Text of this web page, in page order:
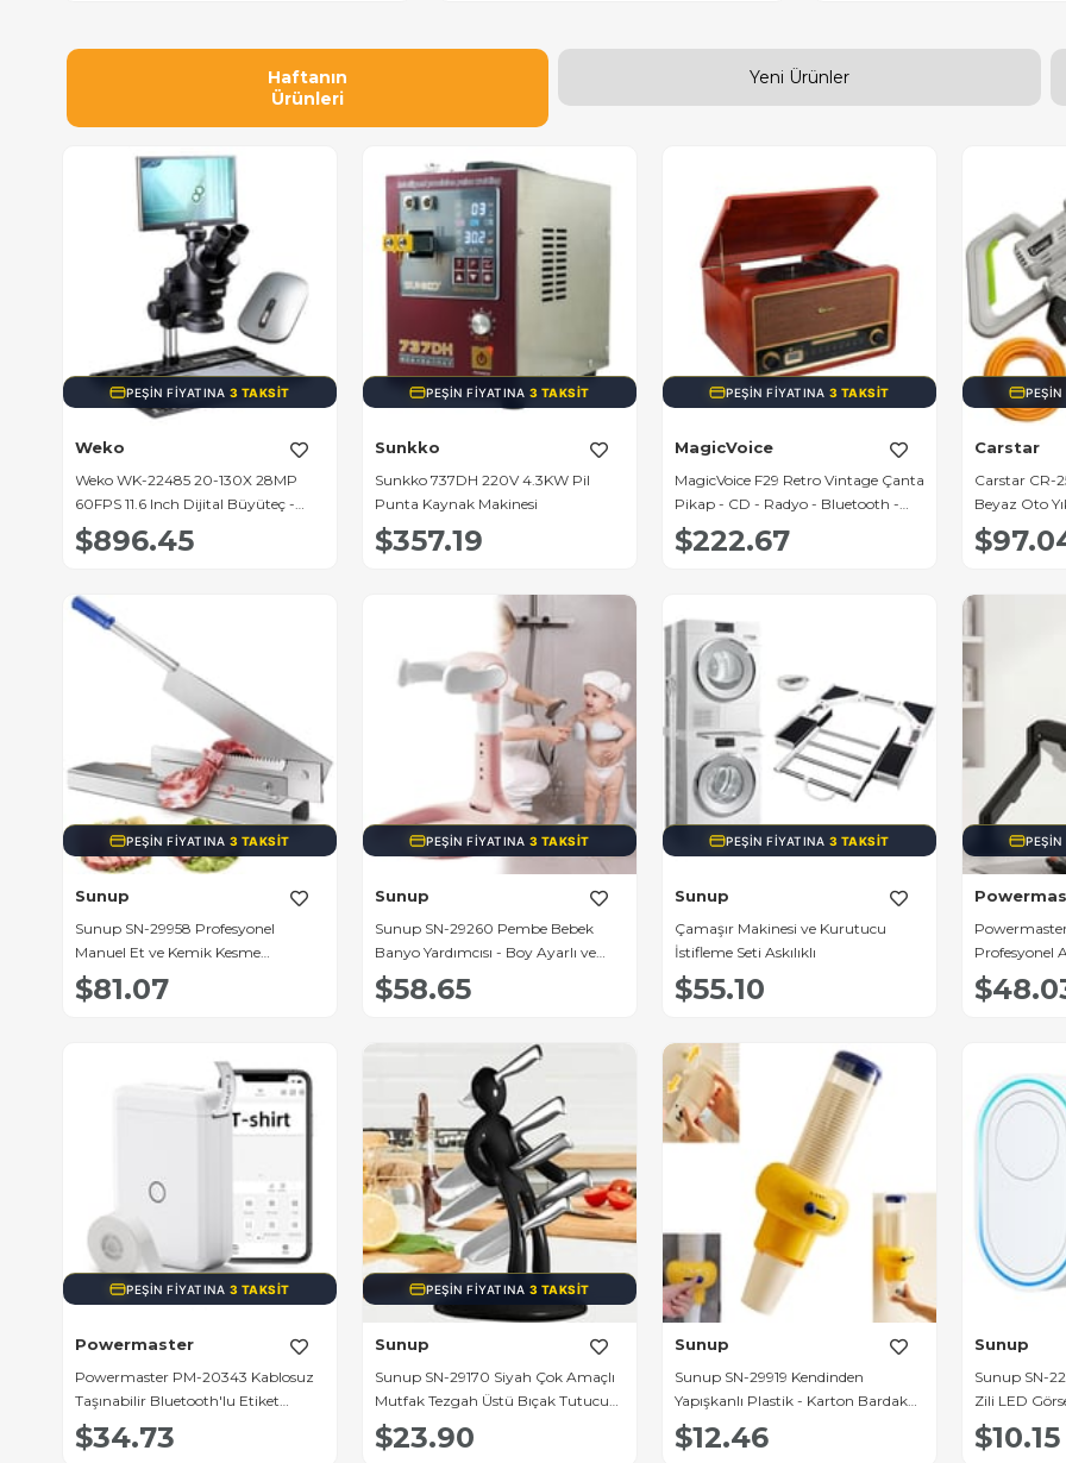
Haftanın
Ürünleri
Yeni Ürünler
PEŞIN FIYATINA 3 TAKSIT
Weko
Weko WK-22485 20-130X 28MP
60FPS 11.6 Inch Dijital Büyüteç -
Trinoküler Mikroskop
$896.45
PEŞIN FIYATINA 3 TAKSIT
Sunkko
Sunkko 737DH 220V 4.3KW Pil
Punta Kaynak Makinesi
$357.19
PEŞIN FIYATINA 3 TAKSIT
MagicVoice
MagicVoice F29 Retro Vintage Çanta
Pikap - CD - Radyo - Bluetooth -
Aux - USB Mp3 Çalar
$222.67
Carstar
Carstar CR-
Beyaz Oto
PEŞIN FIYATINA 3 TAKSIT
Sunup
Sunup SN-29958 Profesyonel
Manuel Et ve Kemik Kesme
Dilimleme Aleti
$81.07
PEŞIN FIYATINA 3 TAKSIT
Sunup
Sunup SN-29260 Pembe Bebek
Banyo Yardımcısı - Boy Ayarlı ve
Ayaklı Yıkama Standı
$58.65
PEŞIN FIYATINA 3 TAKSIT
Sunup
Çamaşır Makinesi ve Kurutucu
İstifleme Seti Askılıklı
$55.10
Profesyonel
Laptop ve
PEŞIN FIYATINA 3 TAKSIT
Powermaster
Powermaster PM-20343 Kablosuz
Taşınabilir Bluetooth'lu Etiket
Makinesi
$34.73
PEŞIN FIYATINA 3 TAKSIT
Sunup
Sunup SN-29170 Siyah Çok Amaçlı
Mutfak Tezgah Üstü Bıçak Tutucu
Stand Organizer
$23.90
Sunup
Sunup SN-29919 Kendinden
Yapışkanlı Plastik - Karton Bardak
Tutucu Dispenseri
$12.46
Sunup
Sunup SN-
Zili LED
$10.15